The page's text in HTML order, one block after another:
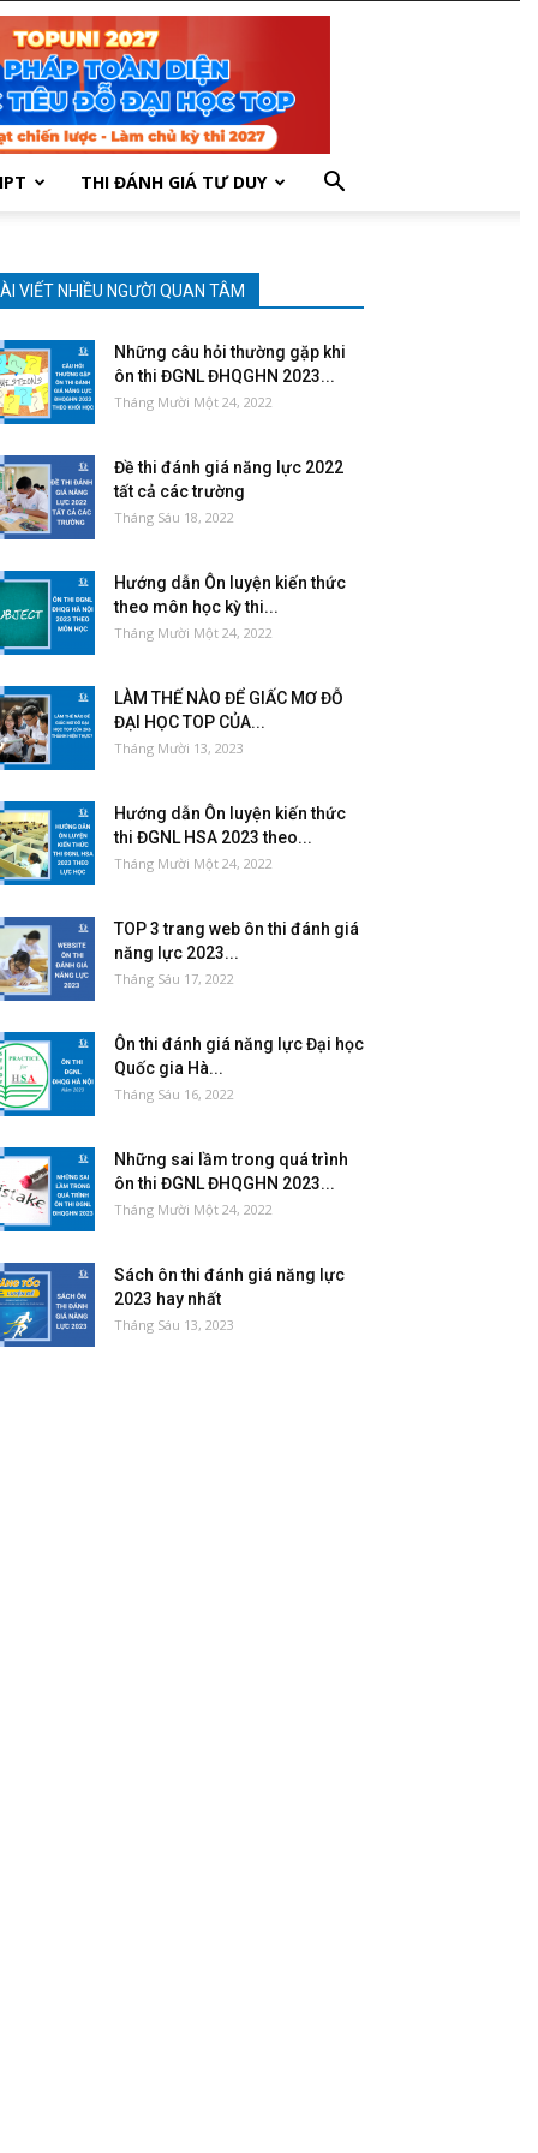
THI ĐÁNH GIÁ TƯ DUY
VIẾT NHIỀU NGƯỜI QUAN TÂM
Những câu hỏi thường gặp khi
ôn thi ĐGNL ĐHQGHN 2023...
Tháng Mười Một 24, 2022
Đề thi đánh giá năng lực 2022
tất cả các trường
Tháng Sáu 18, 2022
Hướng dẫn Ôn luyện kiến thức
theo môn học kỳ thi...
Tháng Mười Một 24, 2022
LÀM THẾ NÀO ĐỂ GIẤC MƠ ĐỖ
ĐẠI HỌC TOP CỦA...
Tháng Mười 13, 2023
Hướng dẫn Ôn luyện kiến thức
thi ĐGNL HSA 2023 theo...
Tháng Mười Một 24, 2022
TOP 3 trang web ôn thi đánh giá
năng lực 2023...
Tháng Sáu 17, 2022
Ôn thi đánh giá năng lực Đại học
Quốc gia Hà...
Tháng Sáu 16, 2022
Những sai lầm trong quá trình
ôn thi ĐGNL ĐHQGHN 2023...
Tháng Mười Một 24, 2022
Sách ôn thi đánh giá năng lực
2023 hay nhất
Tháng Sáu 13, 2023